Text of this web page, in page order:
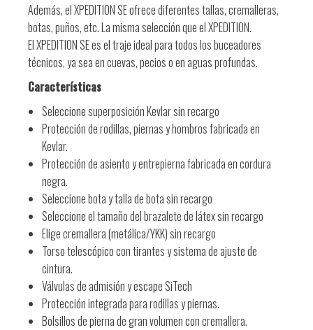
Además, el XPEDITION SE ofrece diferentes tallas, cremalleras,
botas, puños, etc. La misma selección que el XPEDITION.
El XPEDITION SE es el traje ideal para todos los buceadores
técnicos, ya sea en cuevas, pecios o en aguas profundas.
Características
Seleccione superposición Kevlar sin recargo
Protección de rodillas, piernas y hombros fabricada en
Kevlar.
Protección de asiento y entrepierna fabricada en cordura
negra.
Seleccione bota y talla de bota sin recargo
Seleccione el tamaño del brazalete de látex sin recargo
Elige cremallera (metálica/YKK) sin recargo
Torso telescópico con tirantes y sistema de ajuste de
cintura.
Válvulas de admisión y escape SiTech
Protección integrada para rodillas y piernas.
Bolsillos de pierna de gran volumen con cremallera.